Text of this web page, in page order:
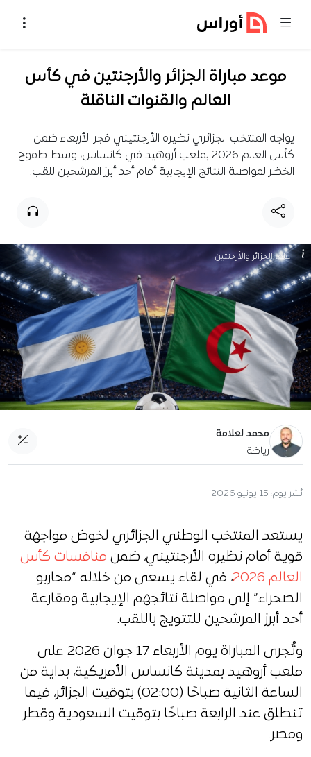
موعد مباراة الجزائر والأرجنتين في كأس
العالم والقنوات الناقلة
يواجه المنتخب الجزائري نظيره الأرجنتيني فجر الأربعاء ضمن
كأس العالم 2026 بملعب أروهيد في كانساس، وسط طموح
الخضر لمواصلة النتائج الإيجابية أمام أحد أبرز المرشحين للقب.
علما الجزائر والأرجنتين
محمد لعلامة
رياضة
نُشر يوم: 15 يونيو 2026
يستعد المنتخب الوطني الجزائري لخوض مواجهة
قوية أمام نظيره الأرجنتيني، ضمن منافسات كأس
العالم 2026
، في لقاء يسعى من خلاله “محاربو
الصحراء” إلى مواصلة نتائجهم الإيجابية ومقارعة
أحد أبرز المرشحين للتتويج باللقب.
وتُجرى المباراة يوم الأربعاء 17 جوان 2026 على
ملعب أروهيد بمدينة كانساس الأمريكية، بداية من
الساعة الثانية صباحًا (02:00) بتوقيت الجزائر، فيما
تنطلق عند الرابعة صباحًا بتوقيت السعودية وقطر
ومصر.